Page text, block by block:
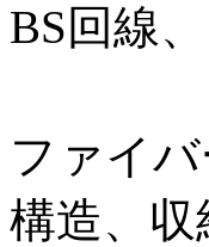
BS回線
ファイ
構造、